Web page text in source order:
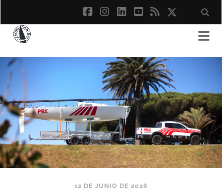
facebook
instagram
linkedinyoutube
rss
12 DE JUNIO DE 2026